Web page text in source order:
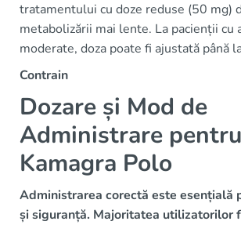
tratamentului cu doze reduse (50 mg)
metabolizării mai lente. La pacienții cu
moderate, doza poate fi ajustată până
Contrain
Dozare și Mod de
Administrare pentru
Kamagra Polo
Administrarea corectă este esențială
și siguranță. Majoritatea utilizatorilor